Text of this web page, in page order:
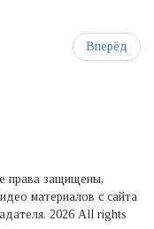
Вперёд
права защищены,
материалов с сайта
2026 All rights